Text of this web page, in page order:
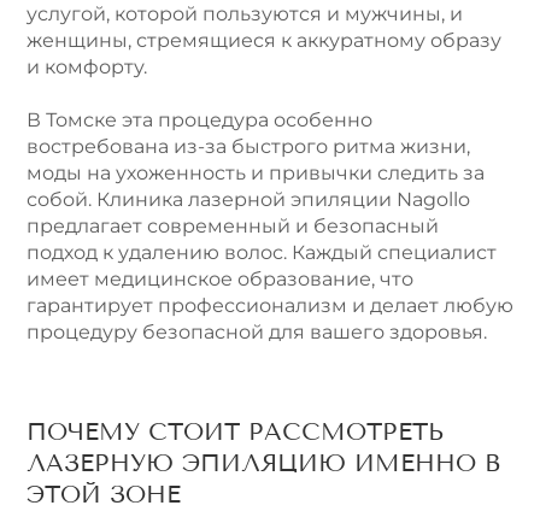
услугой, которой пользуются и мужчины, и
женщины, стремящиеся к аккуратному образу
и комфорту.
В Томске эта процедура особенно
востребована из-за быстрого ритма жизни,
моды на ухоженность и привычки следить за
собой. Клиника лазерной эпиляции Nagollo
предлагает современный и безопасный
подход к удалению волос. Каждый специалист
имеет медицинское образование, что
гарантирует профессионализм и делает любую
процедуру безопасной для вашего здоровья.
ПОЧЕМУ СТОИТ РАССМОТРЕТЬ
ЛАЗЕРНУЮ ЭПИЛЯЦИЮ ИМЕННО В
ЭТОЙ ЗОНЕ